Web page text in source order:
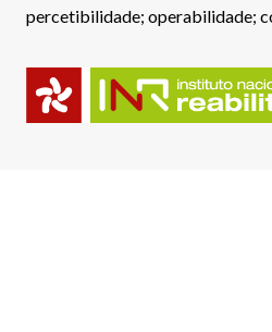
percetibilidade; operabilidade;